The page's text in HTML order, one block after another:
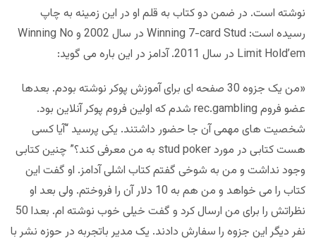
نوشته است. در ضمن دو کتاب به قلم او در این زمینه به چاپ
رسیده است: Winning 7-card Stud در سال 2002 و Winning No
Limit Hold’em در سال 2011. آدامز در این باره می گوید:
«من یک جزوه 30 صفحه ای برای آموزش پوکر نوشته بودم. بعدها
عضو فروم rec.gambling شدم که اولین فروم پوکر آنلاین بود.
شخصیت های مهمی آن جا حضور داشتند. یکی پرسید “آیا کسی
هست کتابی در مورد stud poker به من معرفی کند؟” چنین کتابی
وجود نداشت و من به شوخی گفتم کتاب اشلی آدامز. او گفت این
کتاب را می خواهد و من هم به 10 دلار آن را فروختم. ولی بعد او
نظراتش را برای من ارسال کرد و گفت خیلی خوب نوشته ام. بعدا 50
نفر دیگر این جزوه را سفارش دادند. یک مدیر باتجربه در حوزه نشر با